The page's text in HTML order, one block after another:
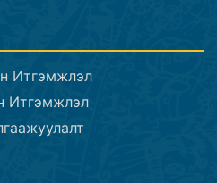
Итгэмжлэл
Итгэмжлэл